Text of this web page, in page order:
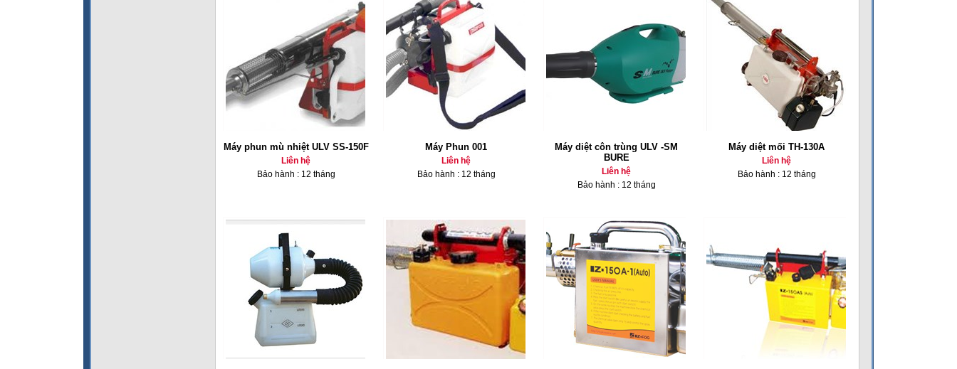
Máy phun mù nhiệt ULV SS-150F
Liên hệ
Bảo hành : 12 tháng
Máy Phun 001
Liên hệ
Bảo hành : 12 tháng
Máy diệt côn trùng ULV -SM
BURE
Liên hệ
Bảo hành : 12 tháng
Máy diệt mối TH-130A
Liên hệ
Bảo hành : 12 tháng